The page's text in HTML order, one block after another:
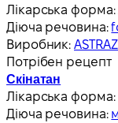
Лікарська форма:
Діюча речовина:
Виробник:
Потрібен рецепт
Скінатан
Лікарська форма:
Діюча речовина: